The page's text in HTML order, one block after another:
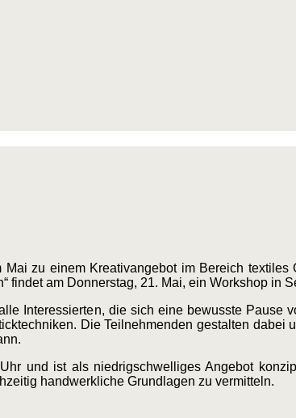
zu einem Kreativangebot im Bereich textiles
findet am Donnerstag, 21. Mai, ein Workshop in
Interessierten, die sich eine bewusste Pause
Die Teilnehmenden gestalten dabei
und ist als niedrigschwelliges Angebot
handwerkliche Grundlagen zu vermitteln.